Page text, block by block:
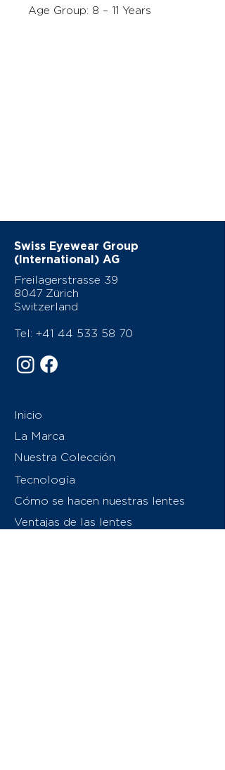
Age Group: 8 – 11 Years
Swiss Eyewear Group
(International) AG
Freilagerstrasse 39
8047 Zürich
Switzerland
Tel: +41 44 533 58 70
Inicio
La Marca
Nuestra Colección
Tecnología
Cómo se hacen nuestras lentes
Ventajas de las lentes